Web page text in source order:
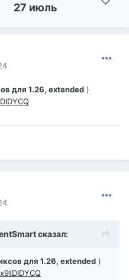
27 июль
для 1.26, extended )
сказал:
для 1.26, extended )